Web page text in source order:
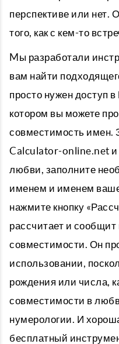
перспективе или нет.
того, как с кем-то
Mы разработали
вам найти
просто нужен доступ
котором вы можете
совместимость имен.
Calculator-online.net и
любви, заполните
именем и именем
нажмите кнопку
рассчитает и
совместимости. Он
использовании,
рождения или числа,
совместимости в
нумерологии. И
бесплатный